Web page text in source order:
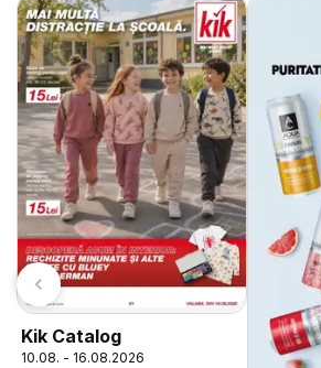
Kik Catalog
10.08. - 16.08.2026